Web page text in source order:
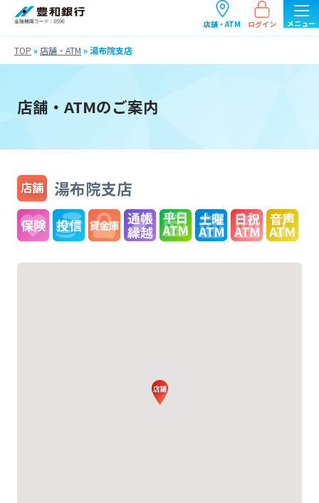
店舗・ATM ログイン
TOP » 店舗・ATM » 湯布院支店
店舗・ATMのご案内
店舗 湯布院支店